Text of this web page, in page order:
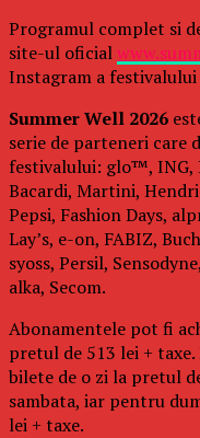
Programul complet si
site-ul oficial
Instagram a
Summer Well 2026
serie de parteneri care
festivalului: glo™, ING,
Bacardi, Martini,
Pepsi, Fashion Days,
Lay’s, e-on, FABIZ,
syoss, Persil,
alka, Secom.
Abonamentele pot fi
pretul de 513 lei +
bilete de o zi la pretul
sambata, iar pentru
lei + taxe.